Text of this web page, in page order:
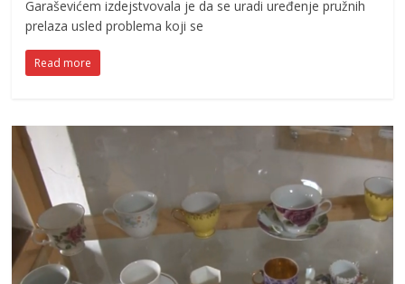
Garaševićem izdejstvovala je da se uradi uređenje pružnih
prelaza usled problema koji se
Read more